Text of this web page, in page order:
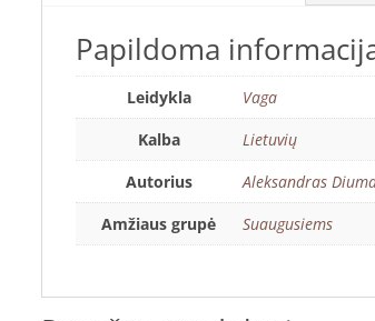
Papildoma
Leidykla
Vaga
Kalba
Lietuvių
Autorius
Aleksandras
Amžiaus grupė
Suaugusiems